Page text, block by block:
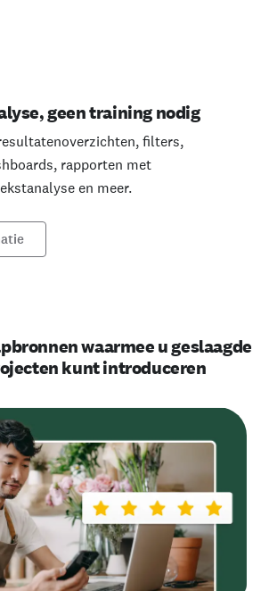
geen training nodig
filters,
rapporten met
en meer.
waarmee u geslaagde
kunt introduceren